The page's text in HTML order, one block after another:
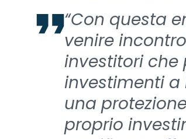
“Con questa
venire
investitori che
investimenti a
una
proprio